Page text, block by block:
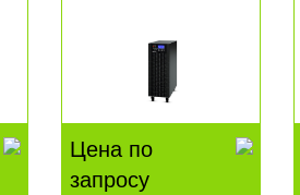
Цена по
запросу